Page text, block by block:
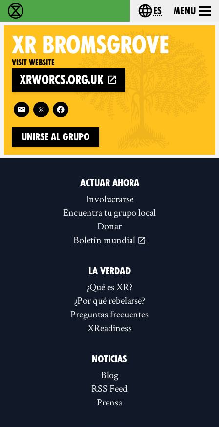
extinction rebellion - Home Choose your
es Menu
XR BROMSGROVE
Visit website
xrworcs.org.uk
Follow XR Bromsgrove on
Unirse al grupo
ACTUAR AHORA
Involucrarse
Encuentra tu grupo local
Donar
Boletín mundial
LA VERDAD
¿Qué es XR?
¿Por qué rebelarse?
Preguntas frecuentes
XReadiness
NOTICIAS
Blog
RSS Feed
Prensa